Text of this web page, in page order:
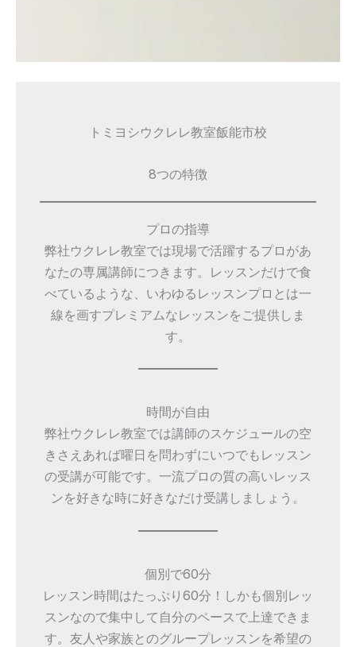
トミヨシウクレレ教室飯能市校
8つの特徴
プロの指導
弊社ウクレレ教室では現場で活躍するプロがあ
なたの専属講師につきます。レッスンだけで食
べているような、いわゆるレッスンプロとは一
線を画すプレミアムなレッスンをご提供しま
す。
時間が自由
弊社ウクレレ教室では講師のスケジュールの空
きさえあれば曜日を問わずにいつでもレッスン
の受講が可能です。一流プロの質の高いレッス
ンを好きな時に好きなだけ受講しましょう。
個別で60分
レッスン時間はたっぷり60分！しかも個別レッ
スンなので集中して自分のペースで上達できま
す。友人や家族とのグループレッスンを希望の